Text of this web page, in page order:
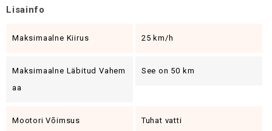
Lisainfo
Maksimaalne Kiirus 25 km/h
Maksimaalne Läbitud Vahem
Aa
See on 50 km
Mootori Võimsus Tuhat vatti